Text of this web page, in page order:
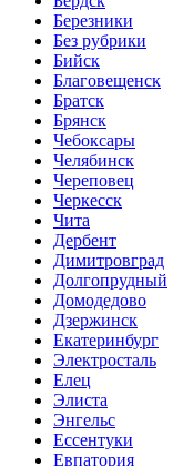
Березники
Без рубрики
Бийск
Благовещенск
Братск
Брянск
Чебоксары
Челябинск
Череповец
Черкесск
Чита
Дербент
Димитровград
Долгопрудный
Домодедово
Дзержинск
Екатеринбург
Электросталь
Елец
Элиста
Энгельс
Ессентуки
Евпатория